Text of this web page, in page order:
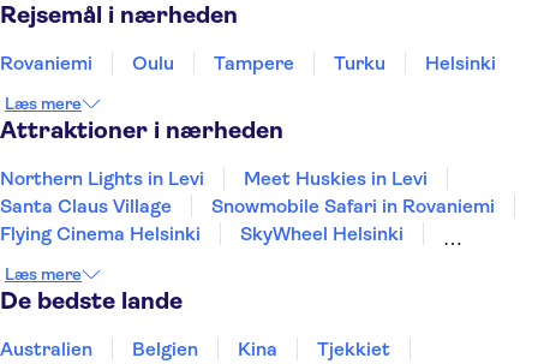
Rejsemål i nærheden
Rovaniemi Oulu Tampere Turku Helsinki
Læs mere
Attraktioner i nærheden
Northern Lights in Levi
Meet Huskies in Levi
Santa Claus Village
Snowmobile Safari in Rovaniemi
Flying Cinema Helsinki
SkyWheel Helsinki
Meet Reindeers in Rovaniemi
Northern Lights in Rovaniemi
Læs mere
De bedste lande
Australien Belgien Kina
Tjekkiet